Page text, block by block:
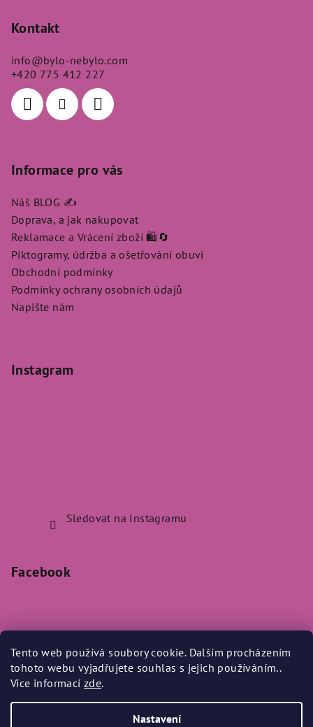
Tento web používá soubory cookie. Dalším procházením
tohoto webu vyjadřujete souhlas s jejich používáním..
Více informacízde.
Nastavení
Kontakt
info@bylo-nebylo.com
+420 775 412 227
Informace pro vás
Náš BLOG ✍️
Doprava, a jak nakupovat
Reklamace a Vrácení zboží 🛍️🔄
Piktogramy, údržba a ošetřování obuvi
Obchodní podmínky
Podmínky ochrany osobních údajů
Napište nám
Instagram
Sledovat na Instagramu
Facebook
Přijímáme online platby